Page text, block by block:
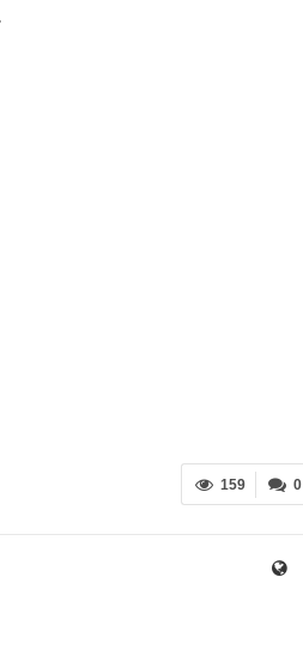
0
159